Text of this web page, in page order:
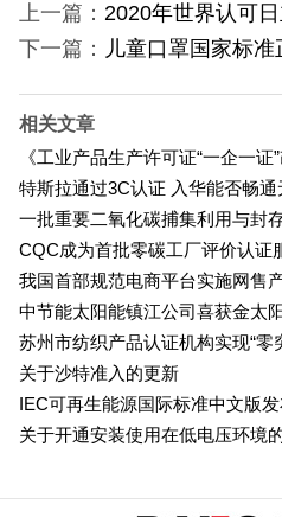
上一篇： 2020年世界认可日主
下一篇： 儿童口罩国家标
相关文章
《工业产品生产许可证“一企一
特斯拉通过3C认证 入华能否畅通
一批重要二氧化碳捕集利用与封
CQC成为首批零碳工厂评价认证
我国首部规范电商平台实施网售
中节能太阳能镇江公司喜获金太
苏州市纺织产品认证机构实现“零
关于沙特准入的更新
IEC可再生能源国际标准中文版
关于开通安装使用在低电压环境